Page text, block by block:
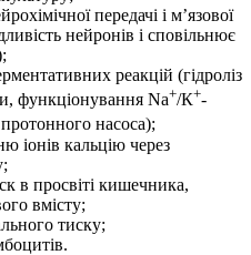
передачі і м’язової
нейронів і сповільнює
реакцій (гідроліз
функціонування Na+/К+-
насоса);
іонів кальцію через
в просвіті кишечника,
вмісту;
тиску;